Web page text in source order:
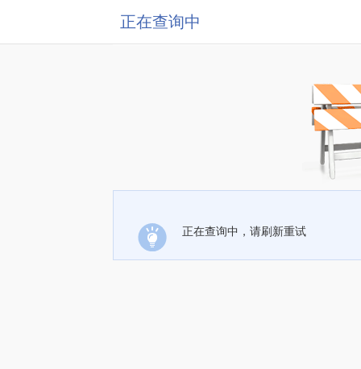
正在查询中
正在查询中，请刷新重试